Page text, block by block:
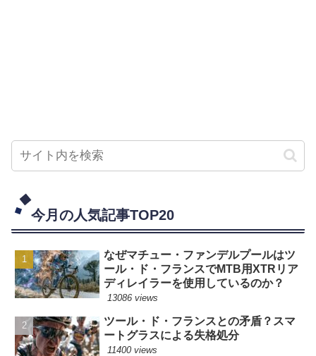
今月の人気記事TOP20
なぜマチュー・ファンデルプールはツ
ール・ド・フランスでMTB用XTRリア
ディレイラーを使用しているのか？
13086 views
ツール・ド・フランスとの矛盾？スマ
ートグラスによる失格処分
11400 views